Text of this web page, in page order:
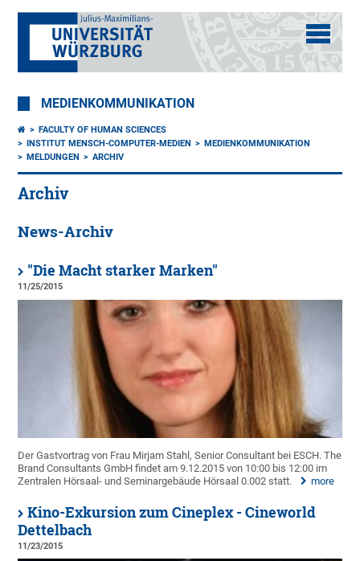
MEDIENKOMMUNIKATION
FACULTY OF HUMAN SCIENCES
INSTITUT MENSCH-COMPUTER-MEDIEN
MEDIENKOMMUNIKATION
MELDUNGEN
ARCHIV
Archiv
News-Archiv
"Die Macht starker Marken"
11/25/2015
Der Gastvortrag von Frau Mirjam Stahl, Senior Consultant bei ESCH. The
Brand Consultants GmbH findet am 9.12.2015 von 10:00 bis 12:00 im
Zentralen Hörsaal- und Seminargebäude Hörsaal 0.002 statt.
more
Kino-Exkursion zum Cineplex - Cineworld
Dettelbach
11/23/2015